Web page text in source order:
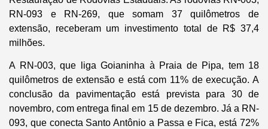
RN-093 e RN-269, que somam 37 quilômetros de
extensão, receberam um investimento total de R$ 37,4
milhões.
A RN-003, que liga Goianinha à Praia de Pipa, tem 18
quilômetros de extensão e está com 11% de execução. A
conclusão da pavimentação está prevista para 30 de
novembro, com entrega final em 15 de dezembro. Já a RN-
093, que conecta Santo Antônio a Passa e Fica, está 72%